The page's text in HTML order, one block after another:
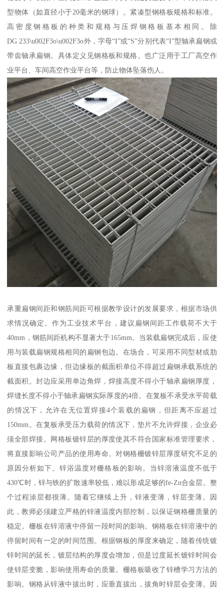
型物体（如直径小于20毫米的钢球）。紧凑型钢格板规格和标准。
高密度钢格板的种类和规格与压焊钢格板基本相同。除
DG 233\u002F3o\u002F3o外，字母“I”或“S”分别代表“I”型轴承扁钢或
带齿轴承扁钢。具体定义见钢格板和规格。也广泛用于工厂高空作
业平台、车间高空作业平台等，防止物体坠落伤人。
承重扁钢间距和钢筋间距可根据教学设计的发展要求，根据市场供
求情况确定。作为工业技术平台，建议扁钢间距工作载荷不大于
40mm，钢筋间距机构不显著大于165mm。当装载扁钢完成后，应使
用与装载扁钢规格相同的扁钢包边。在场合，可采用不同型材或肋
板直接包裹边缘，但边缘板的截面积单位不得超过扁钢承载系统的
截面积。封边应采用单边角焊，焊接高度不得小于轴承扁钢厚度，
焊缝长度不得小于轴承扁钢实际厚度的4倍。在复板不承受水平荷载
的情况下，允许在无位置焊接4个装载的扁钢，但距离不应超过
150mm。在复板承受压力载荷的情况下，垫片不允许焊接，企业必
须全部焊接。网格板镀锌层的厚度使其不符合国家标准管理要求，
将直接影响公司产品的使用寿命。对钢格栅镀锌层厚度研究不足的
原因分析如下。锌浴温度对栅格板的影响。当锌溶液温度不低于
430℃时，锌与铁的扩散速率较低，难以形成足够的fe-Zn合金层。整
个过程涂层都很薄。随着它继续上升，锌液变薄，锌层变薄。因
此，教师必须建立严格的锌液温度内部控制，以保证钢格栅质量的
稳定。栅板在锌溶液中停留一段时间的影响。钢格板在锌溶液中的
停留时间有一定的时间范围。根据钢板的厚度来确定，随着传统镀
锌时间的延长，镀层结构的厚度会增加，但是过度延长镀锌时间会
使锌层变脆，影响使用寿命的质量。栅格板吸收了锌槽学习方法的
影响。钢格从锌液中拔出时，应垂直拔出，拔角时锌层会变薄。因